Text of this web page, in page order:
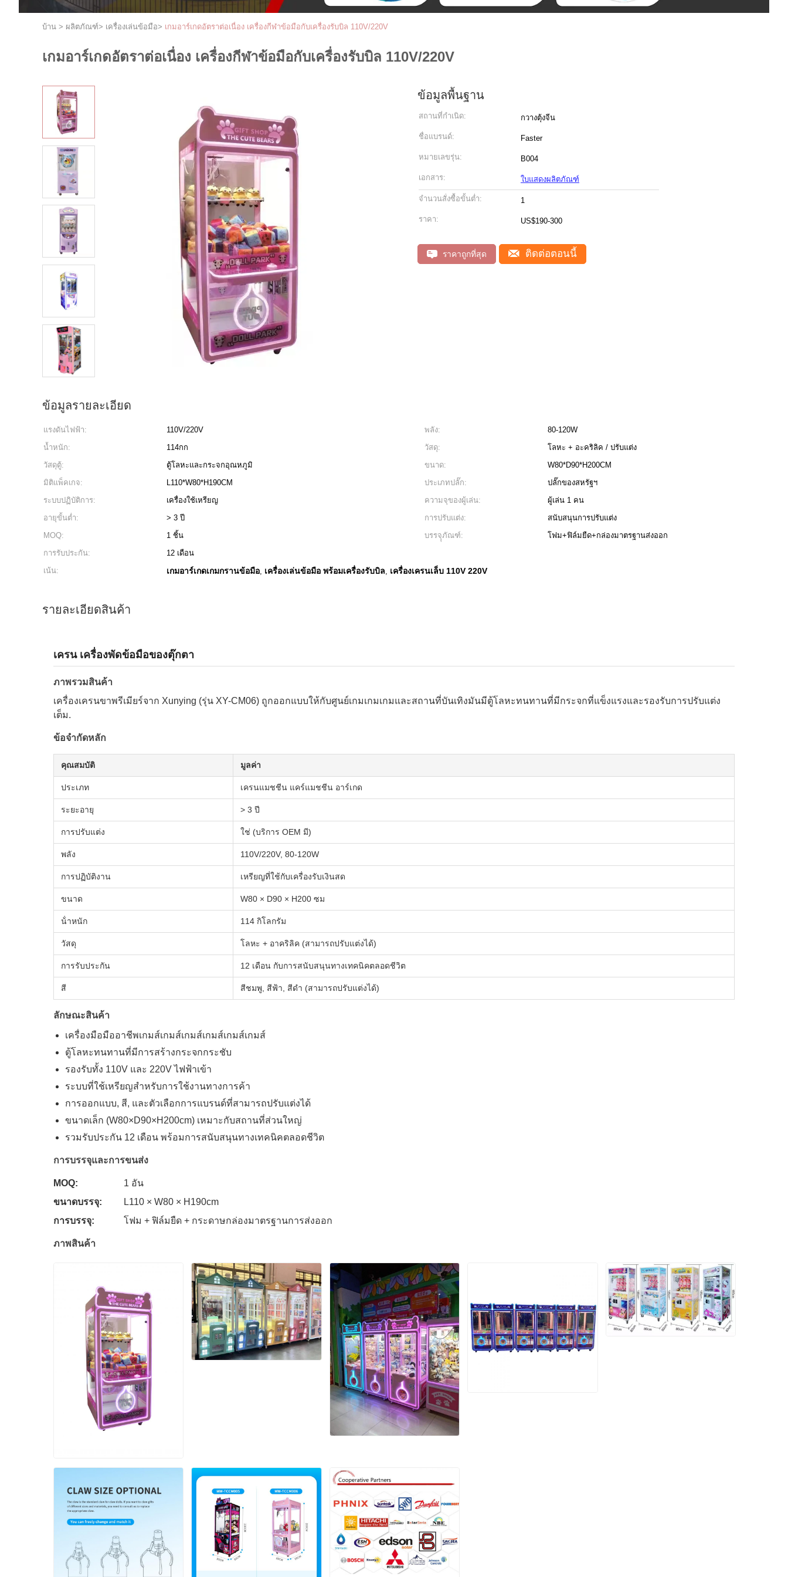
บ้าน > ผลิตภัณฑ์> เครื่องเล่นข้อมือ> เกมอาร์เกดอัตราต่อเนื่อง เครื่องกีฬาข้อมือกับเครื่องรับบิล 110V/220V
เกมอาร์เกดอัตราต่อเนื่อง เครื่องกีฬาข้อมือกับเครื่องรับบิล 110V/220V
ข้อมูลพื้นฐาน
สถานที่กำเนิด: กวางตุ้งจีน
ชื่อแบรนด์: Faster
หมายเลขรุ่น: B004
เอกสาร: ใบแสดงผลิตภัณฑ์
จำนวนสั่งซื้อขั้นต่ำ: 1
ราคา: US$190-300
ราคาถูกที่สุด ติดต่อตอนนี้
ข้อมูลรายละเอียด
แรงดันไฟฟ้า: 110V/220V พลัง:
80-120W
น้ำหนัก:
114กก วัสดุ:
โลหะ + อะคริลิค / ปรับแต่ง
วัสดุตู้:
ตู้โลหะและกระจกอุณหภูมิ ขนาด:
W80*D90*H200CM
มิติแพ็คเกจ:
L110*W80*H190CM ประเภทปลั๊ก:
ปลั๊กของสหรัฐฯ
ระบบปฏิบัติการ:
เครื่องใช้เหรียญ ความจุของผู้เล่น:
ผู้เล่น 1 คน
อายุขั้นต่ำ:
> 3 ปี การปรับแต่ง:
สนับสนุนการปรับแต่ง
MOQ:
1 ชิ้น บรรจุุภัณฑ์:
โฟม+ฟิล์มยืด+กล่องมาตรฐานส่งออก
การรับประกัน:
12 เดือน
เน้น:
เกมอาร์เกดเกมกรานข้อมือ, เครื่องเล่นข้อมือ พร้อมเครื่องรับบิล, เครื่องเครนเล็บ 110V 220V
รายละเอียดสินค้า
เครน เครื่องพัดข้อมือของตุ๊กตา
ภาพรวมสินค้า
เครื่องเครนขาพรีเมียร์จาก Xunying (รุ่น XY-CM06) ถูกออกแบบให้กับศูนย์เกมเกมเกมและสถานที่บันเทิงมันมีตู้โลหะทนทานที่มีกระจกที่แข็งแรงและรองรับการปรับแต่ง
เต็ม.
ข้อจํากัดหลัก
คุณสมบัติ มูลค่า
ประเภท เครนแมชชีน แคร์แมชชีน อาร์เกด
ระยะอายุ > 3 ปี
การปรับแต่ง ใช่ (บริการ OEM มี)
พลัง 110V/220V, 80-120W
การปฏิบัติงาน เหรียญที่ใช้กับเครื่องรับเงินสด
ขนาด W80 × D90 × H200 ซม
น้ําหนัก 114 กิโลกรัม
วัสดุ โลหะ + อาคริลิค (สามารถปรับแต่งได้)
การรับประกัน 12 เดือน กับการสนับสนุนทางเทคนิคตลอดชีวิต
สี สีชมพู, สีฟ้า, สีดํา (สามารถปรับแต่งได้)
ลักษณะสินค้า
เครื่องมือมืออาชีพเกมส์เกมส์เกมส์เกมส์เกมส์เกมส์
ตู้โลหะทนทานที่มีการสร้างกระจกกระชับ
รองรับทั้ง 110V และ 220V ไฟฟ้าเข้า
ระบบที่ใช้เหรียญสําหรับการใช้งานทางการค้า
การออกแบบ, สี, และตัวเลือกการแบรนด์ที่สามารถปรับแต่งได้
ขนาดเล็ก (W80×D90×H200cm) เหมาะกับสถานที่ส่วนใหญ่
รวมรับประกัน 12 เดือน พร้อมการสนับสนุนทางเทคนิคตลอดชีวิต
การบรรจุและการขนส่ง
MOQ:
1 อัน
ขนาดบรรจุ:
L110 × W80 × H190cm
การบรรจุ:
โฟม + ฟิล์มยืด + กระดาษกล่องมาตรฐานการส่งออก
ภาพสินค้า